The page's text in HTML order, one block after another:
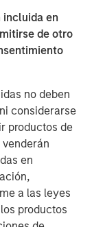
incluida en
de otro
no deben
considerarse
productos de
en
a las leyes
productos
un coste de
de crédito
del
en 2024,
es
con un
incidentes
de los
de